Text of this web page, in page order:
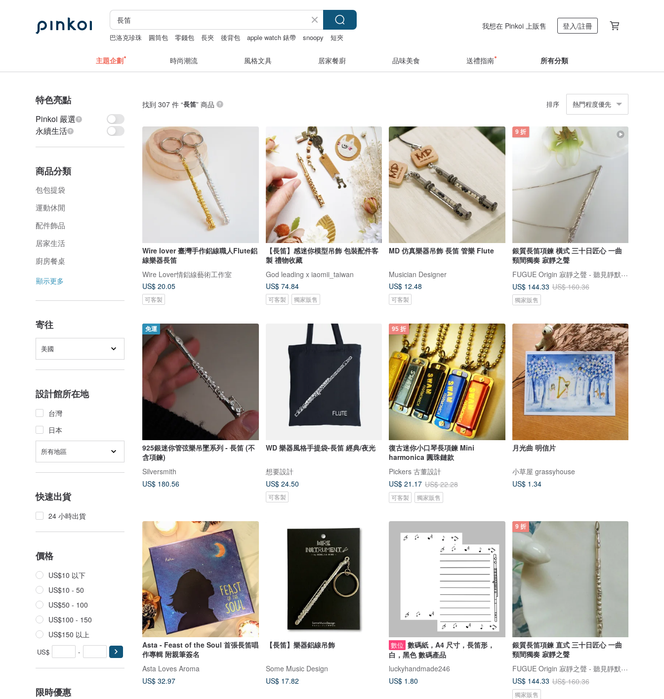
巴洛克珍珠 圓筒包 零錢包 長夾 後背包 apple watch 錶帶 snoopy 短夾
我想在 Pinkoi 上販售 登入/註冊
主題企劃 時尚潮流 風格文具 居家餐廚 品味美食 送禮指南 所有分類
特色亮點
Pinkoi 嚴選
永續生活
商品分類
包包提袋
運動休閒
配件飾品
居家生活
廚房餐桌
顯示更多
寄往
美國
設計館所在地
台灣
日本
所有地區
快速出貨
24 小時出貨
價格
US$10 以下
US$10 - 50
US$50 - 100
US$100 - 150
US$150 以上
US$ -
限時優惠
找到 307 件 “長笛” 商品 排序 熱門程度優先
Wire lover 臺灣手作鋁線職人Flute鋁
線樂器長笛
Wire Lover情鋁線藝術工作室
US$ 20.05
可客製
【長笛】感迷你模型吊飾 包裝配件客
製 禮物收藏
God leading x iaomii_taiwan
US$ 74.84
可客製 獨家販售
MD 仿真樂器吊飾 長笛 管樂 Flute
Musician Designer
US$ 12.48
可客製
9 折
銀質長笛項鍊 橫式 三十日匠心 一曲
頸間獨奏 寂靜之聲
FUGUE Origin 寂靜之聲 - 聽見靜默的人，才聽得到自己
US$ 144.33 US$ 160.36
獨家販售
免運
925銀迷你管弦樂吊墜系列 - 長笛 (不
含項鍊)
Silversmith
US$ 180.56
WD 樂器風格手提袋-長笛 經典/夜光
想要設計
US$ 24.50
可客製
95 折
復古迷你小口琴長項鍊 Mini
harmonica 圓珠鏈款
Pickers 古董設計
US$ 21.17 US$ 22.28
可客製 獨家販售
月光曲 明信片
小草屋 grassyhouse
US$ 1.34
Asta - Feast of the Soul 首張長笛唱
作專輯 附親筆簽名
Asta Loves Aroma
US$ 32.97
【長笛】樂器鋁線吊飾
Some Music Design
US$ 17.82
數位 數碼紙，A4 尺寸，長笛形，
白，黑色 數碼產品
luckyhandmade246
US$ 1.80
9 折
銀質長笛項鍊 直式 三十日匠心 一曲
頸間獨奏 寂靜之聲
FUGUE Origin 寂靜之聲 - 聽見靜默的人，才聽得到自己
US$ 144.33 US$ 160.36
獨家販售